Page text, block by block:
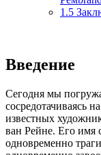
1.5
Введение
Сегодня мы
сосредотачиваясь
известных
ван Рейне. Его имя
одновременно